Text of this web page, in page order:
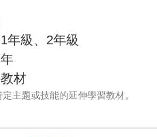
年級、2年級
材
定主題或技能的延伸學習教材。